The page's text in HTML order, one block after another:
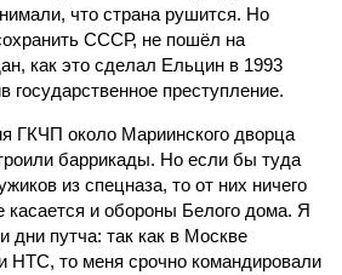
что страна рушится. Но
СССР, не пошёл на
как это сделал Ельцин в 1993
государственное преступление.
ГКЧП около Мариинского дворца
баррикады. Но если бы туда
из спецназа, то от них ничего
касается и обороны Белого дома. Я
дни путча: так как в Москве
НТС, то меня срочно командировали